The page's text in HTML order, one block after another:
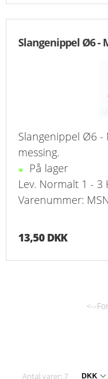
Slangenippel Ø6 -
Slangenippel Ø6 -
messing.
På lager
Lev. Normalt 1 - 3
Varenummer:
13,50 DKK
<--
Antal varer: 7